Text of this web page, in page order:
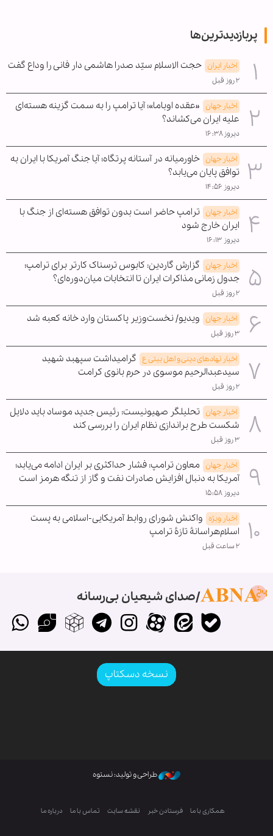
پربازدیدترین‌ها
اخبار ایران حجت الاسلام سیّد صدرا هاشمی دار فانی را وداع گفت
۲ روز قبل
اخبار جهان «عقده اوباما»؛ آیا ترامپ را به سمت گزینه هسته‌ای
علیه ایران می‌کشاند؟
دیروز ۱۶:۳۸
اخبار جهان خاورمیانه در آستانه پرتگاه؛ آیا جنگ آمریکا با ایران به
توافق پایان می‌یابد؟
دیروز ۱۴:۵۶
اخبار جهان ترامپ حاضر است بدون توافق هسته‌ای از جنگ با
ایران خارج شود
دیروز ۱۶:۱۳
اخبار جهان گزارش گاردین: کابوس ترسناک کارتر برای ترامپ؛
جدول زمانی مذاکرات ایران تا انتخابات میان‌دوره‌ای؟
۲ روز قبل
اخبار جهان ویدیو/ نخست‌وزیر پاکستان وارد خانه کعبه شد
۳ روز قبل
اخبار نهادهای دینی و اهل بیتی ع گرامیداشت سپهبد شهید
سیدعبدالرحیم موسوی در حرم بانوی کرامت
۲ روز قبل
اخبار جهان تحلیلگر صهیونیست: رئیس جدید موساد باید دلایل
شکست طرح براندازی نظام ایران را بررسی کند
۳ روز قبل
اخبار جهان معاون ترامپ: فشار حداکثری بر ایران ادامه می‌یابد؛
آمریکا به دنبال افزایش صادرات نفت و گاز از تنگه هرمز است
دیروز ۱۵:۵۸
اخبار ویژه واکنش شورای روابط آمریکایی-اسلامی به پست
اسلام‌هراسانۀ تازۀ ترامپ
۲ ساعت قبل
صدای شیعیان بی‌رسانه
نسخه دسکتاپ
طراحی و تولید: نستوه
همکاری با ما فرستادن خبر نقشه سایت تماس با ما درباره ما